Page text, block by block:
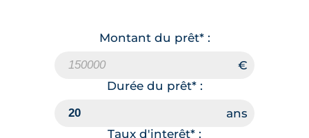
Montant du prêt* :
Durée du prêt* :
Taux d'interêt* :